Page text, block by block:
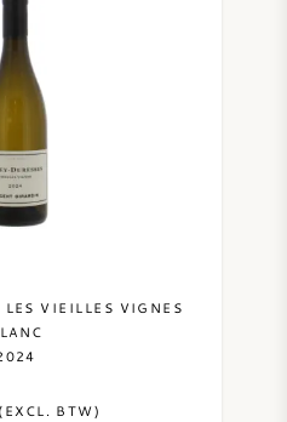
VIEILLES VIGNES
BTW)